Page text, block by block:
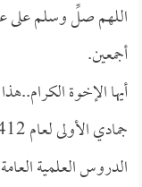
اللهم صلِّ وسلم على
أجمعين.
أيها الإخوة
الدروس العلمية